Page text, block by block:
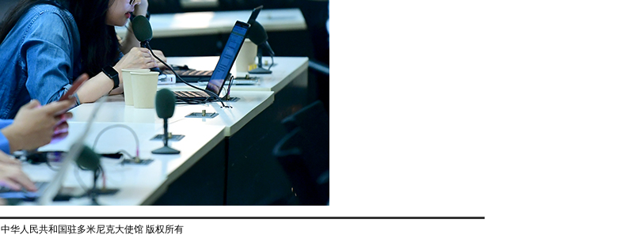
中华人民共和国驻多米尼克大使馆 版权所有